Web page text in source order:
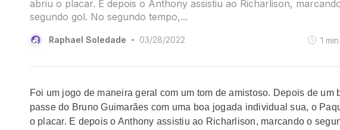
abriu o placar. E depois o Anthony assistiu ao Richarlison,
segundo gol. No segundo tempo,...
Raphael Soledade • 03/28/2022 1 min
Foi um jogo de maneira geral com um tom de amistoso. Depois de um
passe do Bruno Guimarães com uma boa jogada individual sua, o
o placar. E depois o Anthony assistiu ao Richarlison, marcando o